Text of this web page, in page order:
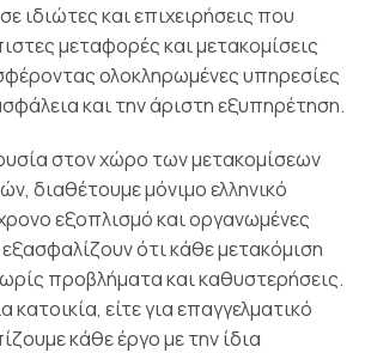
ιδιώτες και επιχειρήσεις που
μεταφορές και μετακομίσεις
ολοκληρωμένες υπηρεσίες
και την άριστη εξυπηρέτηση.
στον χώρο των μετακομίσεων
διαθέτουμε μόνιμο ελληνικό
εξοπλισμό και οργανωμένες
ότι κάθε μετακόμιση
προβλήματα και καθυστερήσεις.
κατοικία, είτε για επαγγελματικό
κάθε έργο με την ίδια